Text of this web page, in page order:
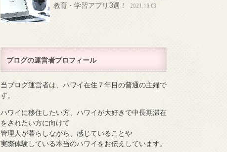
教育・学習アプリ3選！
2021.10.03
ブログの運営者プロフィール
当ブログ運営者は、ハワイ在住７年目の普通の主婦で
す。
ハワイに移住したい方、ハワイが大好きで中長期滞在
をされたい方に向けて
管理人が暮らしながら、感じていることや
実際体験している本当のハワイをお伝えしています。